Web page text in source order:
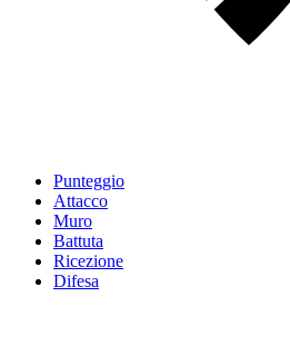
Punteggio
Attacco
Muro
Battuta
Ricezione
Difesa